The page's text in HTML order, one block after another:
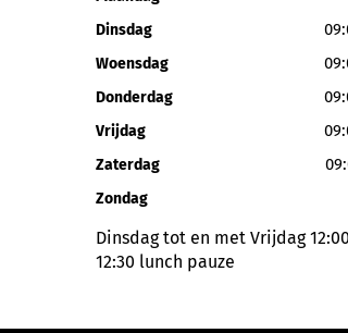
Dinsdag
Woensdag
Donderdag
Vrijdag
Zaterdag
Zondag
Dinsdag tot en met Vrijdag
12:30 lunch pauze